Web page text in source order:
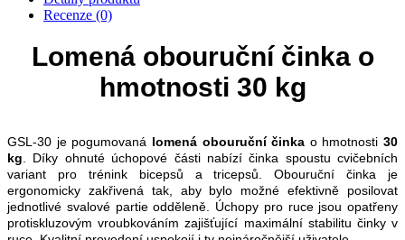
Recenze (0)
Lomená obouruční činka o
hmotnosti 30 kg
GSL-30 je pogumovaná lomená obouruční činka o hmotnosti 30
kg. Díky ohnuté úchopové části nabízí činka spoustu cvičebních
variant pro trénink bicepsů a tricepsů. Obouruční činka je
ergonomicky zakřivená tak, aby bylo možné efektivně posilovat
jednotlivé svalové partie odděleně. Úchopy pro ruce jsou opatřeny
protiskluzovým vroubkováním zajišťující maximální stabilitu činky v